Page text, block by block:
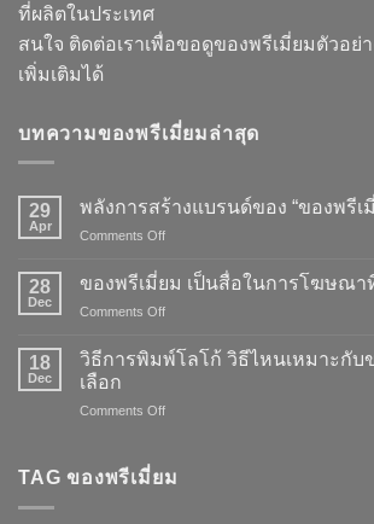
ที่ผลิตในประเทศ
สนใจ ติดต่อเราเพื่อขอดูของพรีเมี่ยมตัวอย่
เพิ่มเติมได้
บทความของพรีเมี่ยมล่าสุด
29
Apr
พลังการสร้างแบรนด์ของ “ของพรีเ
Comments Offon
“ของ
28
Dec
ของพรีเมี่ยม เป็นสื่อในการโฆษณ
Comments Offon
พรี
เป็น
การ
18
Dec
วิธีการพิมพ์โลโก้ วิธีไหนเหมาะกั
เลือก
Comments Offon
พิมพ์
TAG ของพรีเมี่ยม